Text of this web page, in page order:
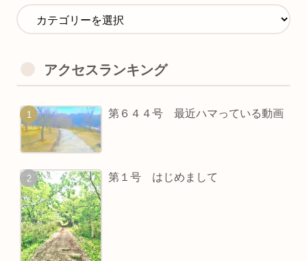
アクセスランキング
第６４４号 最近ハマっている動画
第１号 はじめまして